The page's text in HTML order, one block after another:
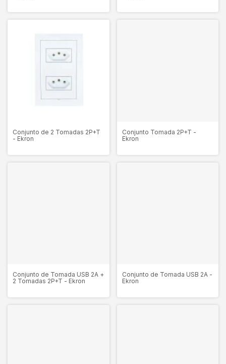
Conjunto de 2 Tomadas 2P+T
- Ekron
Conjunto Tomada 2P+T -
Ekron
Conjunto de Tomada USB 2A +
2 Tomadas 2P+T - Ekron
Conjunto de Tomada USB 2A -
Ekron